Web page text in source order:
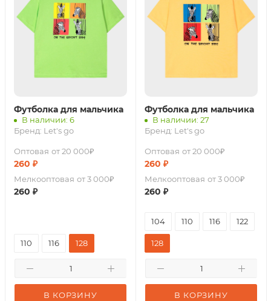
Футболка для мальчика
В наличии: 6
Бренд: Let's go
Оптовая от 20 000₽
260 ₽
Мелкооптовая от 3 000₽
260 ₽
В КОРЗИНУ
110 116 128
Футболка для мальчика
В наличии: 27
Бренд: Let's go
Оптовая от 20 000₽
260 ₽
Мелкооптовая от 3 000₽
260 ₽
В КОРЗИНУ
104 110 116 122
128